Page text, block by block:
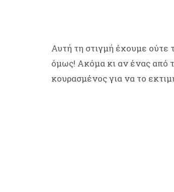
Αυτή τη στιγμή έχουμε ούτε
όμως! Ακόμα κι αν ένας από
κουρασμένος για να το